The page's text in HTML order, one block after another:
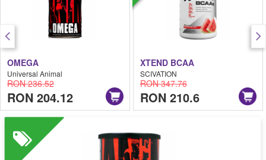
OMEGA
Universal Animal
RON 236.52
RON 204.12
XTEND BCAA
SCIVATION
RON 347.76
RON 210.6